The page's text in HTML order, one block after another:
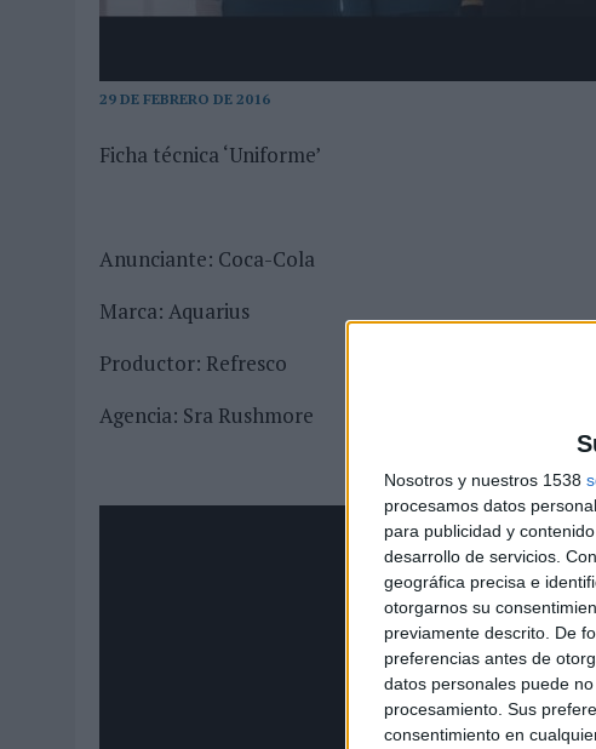
Nosotros y nuestros 1538
procesamos datos
para publicidad y
desarrollo de servicios.
geográfica precisa e
otorgarnos su
previamente descrito. De
preferencias antes de
datos personales puede
procesamiento. Sus
consentimiento en
29 DE FEBRERO DE 2016
Ficha técnica ‘Uniforme’
Anunciante: Coca-Cola
Marca: Aquarius
Productor: Refresco
Agencia: Sra Rushmore